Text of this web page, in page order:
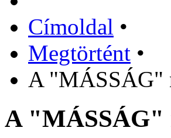
Címoldal •
Megtörtént •
A "MÁSSÁG"
A "MÁSSÁG"